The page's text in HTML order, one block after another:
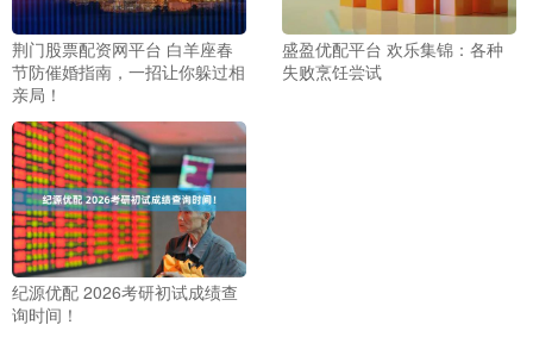
荆门股票配资网平台 白羊座春
节防催婚指南，一招让你躲过相
亲局！
盛盈优配平台 欢乐集锦：各种
失败烹饪尝试
纪源优配 2026考研初试成绩查
询时间！